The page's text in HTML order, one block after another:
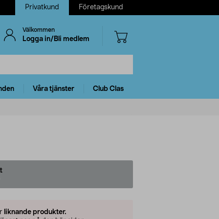
Privatkund Företagskund
Välkommen
Logga in/Bli medlem
Våra tjänster Club Clas
liknande produkter.